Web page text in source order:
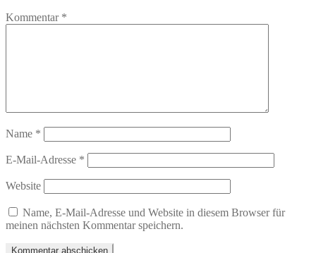
Kommentar *
Name *
E-Mail-Adresse *
Website
Name, E-Mail-Adresse und Website in diesem Browser für
meinen nächsten Kommentar speichern.